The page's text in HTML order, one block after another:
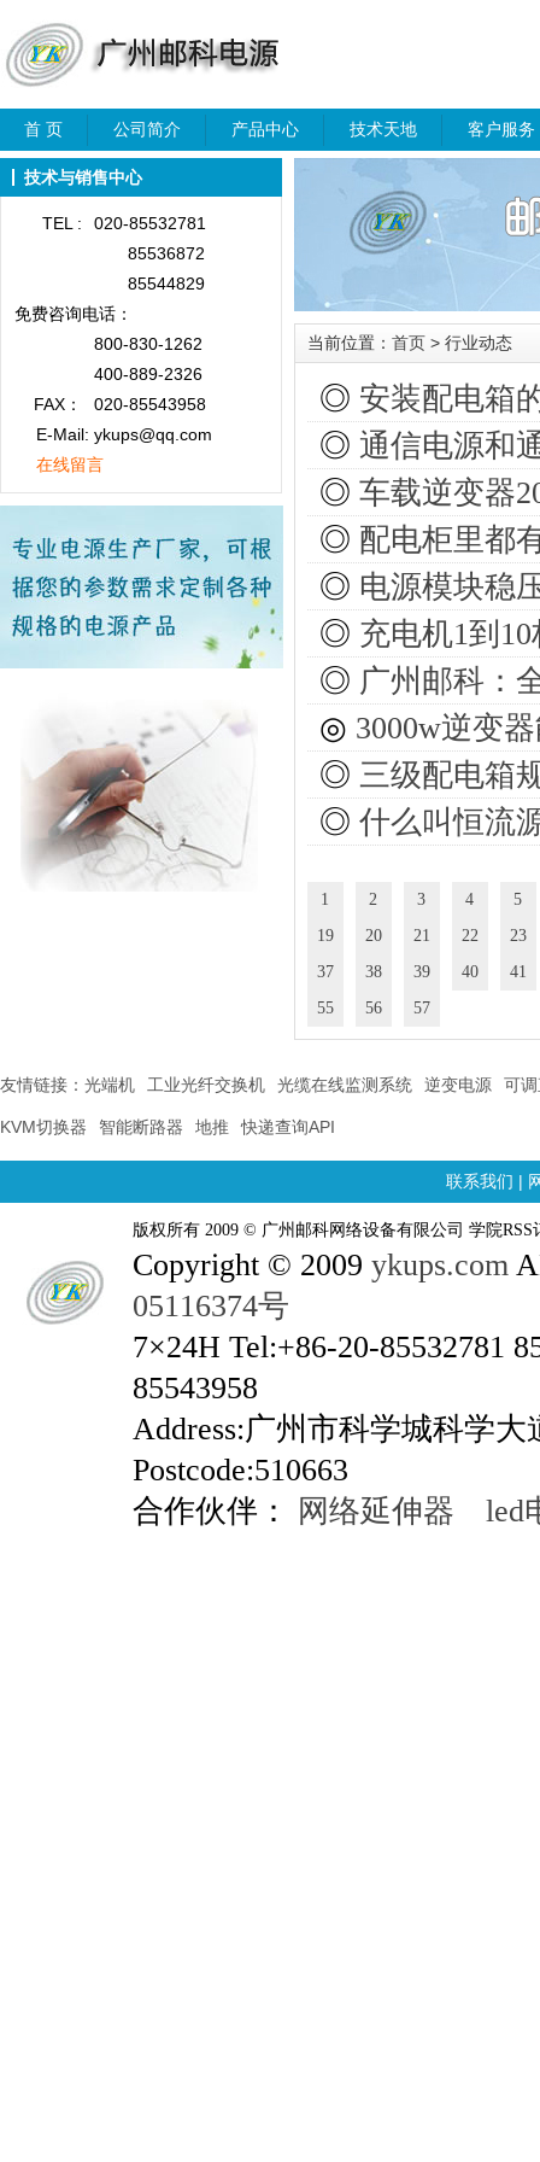
首 页 公司简介 产品中心 技术天地 客户服务
技术与销售中心
TEL :
020-85532781
85536872
85544829
免费咨询电话：
800-830-1262
400-889-2326
FAX：
020-85543958
E-Mail: ykups@qq.com
在线留言
当前位置： 首页 > 行业动态
◎ 安装配电箱
◎ 通信电源和
◎ 车载逆变器
◎ 配电柜里都
◎ 电源模块稳
◎ 充电机1到
◎ 广州邮科：
◎ 3000w逆变
◎ 三级配电箱
◎ 什么叫恒流
1 2 3 4
5
19
20 21 22
23
37
38 39 40
41
55
56 57
友情链接： 光端机 工业光纤交换机 光缆在线监测系统 逆变电源 可
KVM切换器 智能断路器 地推 快递查询API
联系我们 |
版权所有 2009 © 广州邮科网络设备有限公司 学院RSS
Copyright © 2009 ykups.com
05116374号
7×24H Tel:+86-20-85532781
85543958
Address:广州市科学城科学
Postcode:510663
合作伙伴：
网络延伸器 led